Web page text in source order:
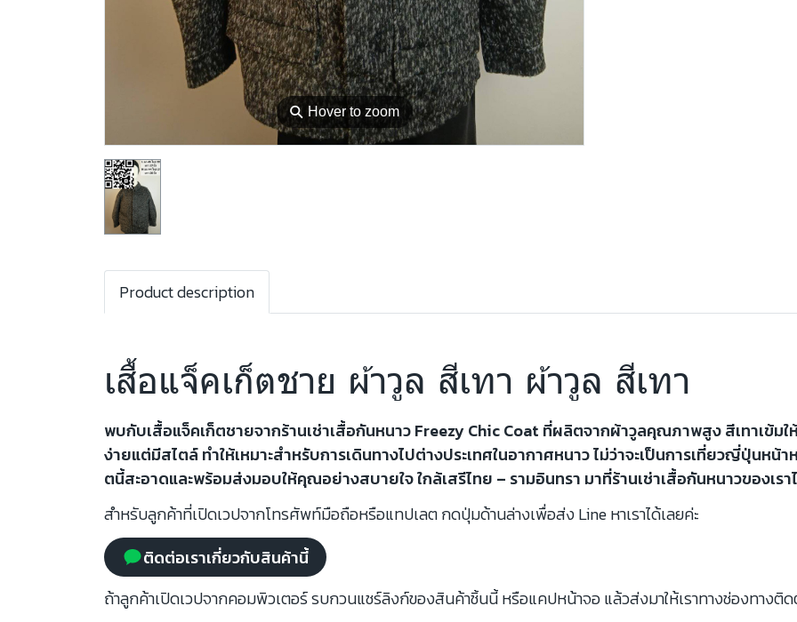
⚲ Hover to zoom
Product description
เสื้อแจ็คเก็ตชาย ผ้าวูล สีเทา ผ้าวูล สีเทา
พบกับเสื้อแจ็คเก็ตชายจากร้านเช่าเสื้อกันหนาว Freezy Chic Coat ที่ผลิตจากผ้าวูลคุณภาพสูง สีเทาเข้ม
ง่ายแต่มีสไตล์ ทำให้เหมาะสำหรับการเดินทางไปต่างประเทศในอากาศหนาว ไม่ว่าจะเป็นการเที่ยวญี่ปุ่นหน้
ตนี้สะอาดและพร้อมส่งมอบให้คุณอย่างสบายใจ ใกล้เสรีไทย – รามอินทรา มาที่ร้านเช่าเสื้อกันหนาวของเรา
สำหรับลูกค้าที่เปิดเวปจากโทรศัพท์มือถือหรือแทปเลต กดปุ่มด้านล่างเพื่อส่ง Line หาเราได้เลยค่ะ
ติดต่อเราเกี่ยวกับสินค้านี้
ถ้าลูกค้าเปิดเวปจากคอมพิวเตอร์ รบกวนแชร์ลิงก์ของสินค้าชิ้นนี้ หรือแคปหน้าจอ แล้วส่งมาให้เราทางช่องทางติ